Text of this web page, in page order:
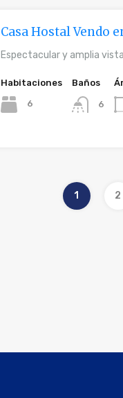
Casa Hostal Vendo
Espectacular y amplia
Habitaciones
6
Baños
6
1 2